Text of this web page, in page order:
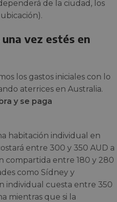
de la ciudad, los
vez estés en
los gastos iniciales con lo
aterrices en Australia.
y se paga
habitación individual en
entre 300 y 350 AUD a
compartida entre 180 y 280
como Sídney y
individual cuesta entre 350
mientras que si la